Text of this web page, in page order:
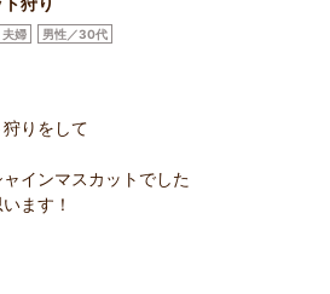
夫婦 男性／30代
りをして
インマスカットでした
ます！